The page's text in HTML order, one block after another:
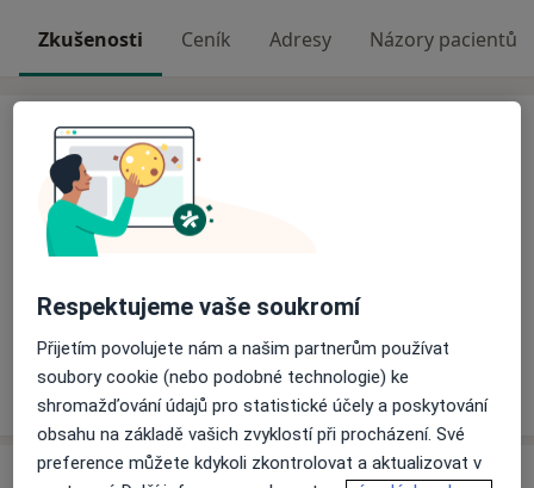
Zkušenosti Ceník Adresy Názory pacientů
Zkušenosti
Odborník na:
Fyzioterapie
Hlavní léčená onemocnění
Bolesti svalů
Bolesti páteře +7
Víceo zkušenostech
Služby a ceník služeb
Respektujeme vaše soukromí
Přijetím povolujete nám a našim partnerům používat
soubory cookie (nebo podobné technologie) ke
shromažďování údajů pro statistické účely a poskytování
obsahu na základě vašich zvyklostí při procházení. Své
preference můžete kdykoli zkontrolovat a aktualizovat v